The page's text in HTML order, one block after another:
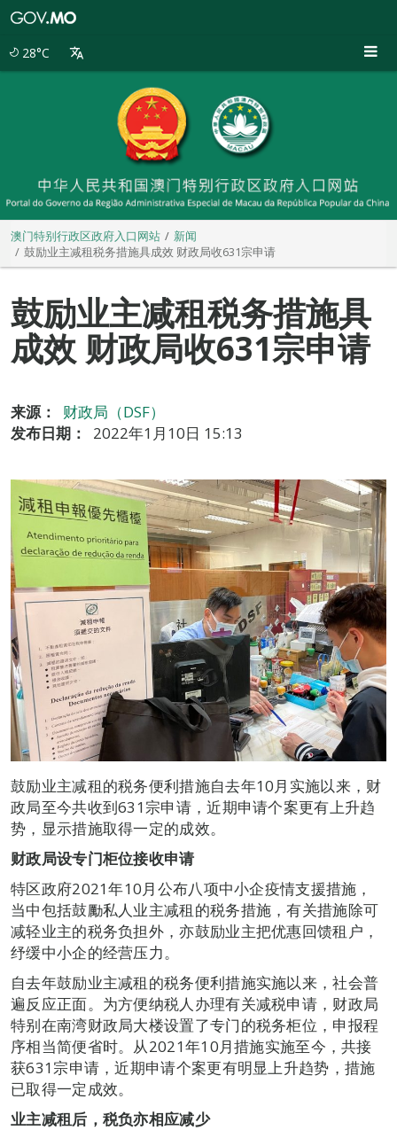
28°C
澳门特别行政区政府入口网站
新闻
鼓励业主减租税务措施具成效 财政局收631宗申请
鼓励业主减租税务措施具
成效 财政局收631宗申请
来源：
财政局（DSF）
发布日期：
2022年1月10日 15:13
鼓励业主减租的税务便利措施自去年10月实施以来，财
政局至今共收到631宗申请，近期申请个案更有上升趋
势，显示措施取得一定的成效。
财政局设专门柜位接收申请
特区政府2021年10月公布八项中小企疫情支援措施，
当中包括鼓勵私人业主减租的税务措施，有关措施除可
减轻业主的税务负担外，亦鼓励业主把优惠回馈租户，
纾缓中小企的经营压力。
自去年鼓励业主减租的税务便利措施实施以来，社会普
遍反应正面。为方便纳税人办理有关减税申请，财政局
特别在南湾财政局大楼设置了专门的税务柜位，申报程
序相当简便省时。从2021年10月措施实施至今，共接
获631宗申请，近期申请个案更有明显上升趋势，措施
已取得一定成效。
业主减租后，税负亦相应减少